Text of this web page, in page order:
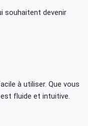
souhaitent devenir
à utiliser. Que vous
fluide et intuitive.